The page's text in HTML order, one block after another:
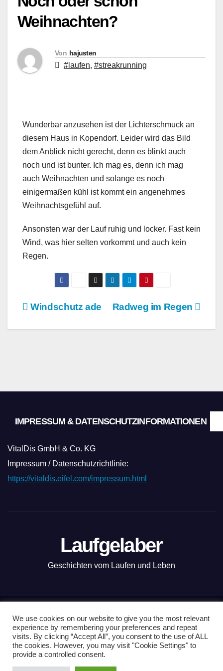
Weihnachten?
Von hajusten
#laufen, #streakrunning
Wunderbar anzusehen ist der Lichterschmuck an
diesem Haus in Kopendorf. Leider wird das Bild
dem Anblick nicht gerecht, denn es blinkt auch
noch und ist bunter. Ich mag es, denn ich mag
auch Weihnachten und solange es noch
einigermaßen kühl ist kommt ein angenehmes
Weihnachtsgefühl auf.
Ansonsten war der Lauf ruhig und locker. Fast kein
Wind, was hier selten vorkommt und auch kein
Regen.
BeitragsnavigationRadweg im Regen
Windschutz ade
IMPRESSUM & DATENSCHUTZINFORMATIONEN
VitalDis GmbH & Co. KG
Impressum / Datenschutzrichtlinie:
https://vitaldis.eifel.com/impressum.html
Laufgelaber
Geschichten vom Laufen und Leben
Mit Stolz präsentiert von WordPress
Theme: News Live by
Themeansar.
Nordkap100 Vanlauf Kopenhagen-Tour
We use cookies on our website to give you the most relevant
experience by remembering your preferences and repeat
visits. By clicking “Accept All”, you consent to the use of ALL
the cookies. However, you may visit "Cookie Settings" to
provide a controlled consent.